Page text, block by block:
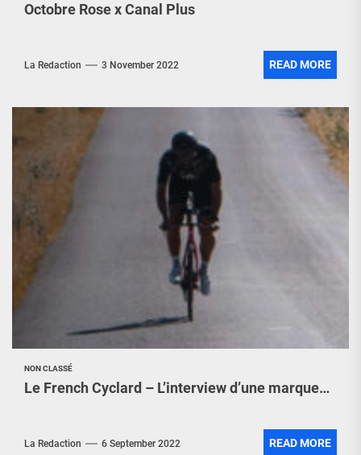
Octobre Rose x Canal Plus
La Redaction 3 November 2022 READ MORE
NON CLASSÉ
Le French Cyclard – L’interview d’une marque…
La Redaction 6 September 2022 READ MORE